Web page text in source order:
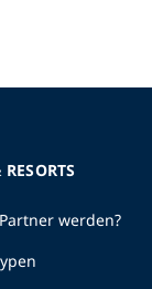
werden?